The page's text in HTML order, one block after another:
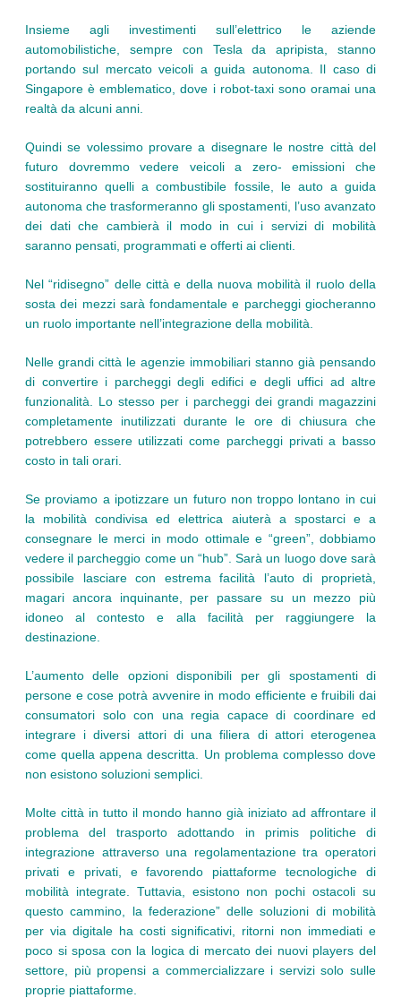
Insieme agli investimenti sull’elettrico le aziende
automobilistiche, sempre con Tesla da apripista, stanno
portando sul mercato veicoli a guida autonoma. Il caso di
Singapore è emblematico, dove i robot-taxi sono oramai una
realtà da alcuni anni.
Quindi se volessimo provare a disegnare le nostre città del
futuro dovremmo vedere veicoli a zero- emissioni che
sostituiranno quelli a combustibile fossile, le auto a guida
autonoma che trasformeranno gli spostamenti, l’uso avanzato
dei dati che cambierà il modo in cui i servizi di mobilità
saranno pensati, programmati e offerti ai clienti.
Nel “ridisegno” delle città e della nuova mobilità il ruolo della
sosta dei mezzi sarà fondamentale e parcheggi giocheranno
un ruolo importante nell’integrazione della mobilità.
Nelle grandi città le agenzie immobiliari stanno già pensando
di convertire i parcheggi degli edifici e degli uffici ad altre
funzionalità. Lo stesso per i parcheggi dei grandi magazzini
completamente inutilizzati durante le ore di chiusura che
potrebbero essere utilizzati come parcheggi privati a basso
costo in tali orari.
Se proviamo a ipotizzare un futuro non troppo lontano in cui
la mobilità condivisa ed elettrica aiuterà a spostarci e a
consegnare le merci in modo ottimale e “green”, dobbiamo
vedere il parcheggio come un “hub”. Sarà un luogo dove sarà
possibile lasciare con estrema facilità l’auto di proprietà,
magari ancora inquinante, per passare su un mezzo più
idoneo al contesto e alla facilità per raggiungere la
destinazione.
L’aumento delle opzioni disponibili per gli spostamenti di
persone e cose potrà avvenire in modo efficiente e fruibili dai
consumatori solo con una regia capace di coordinare ed
integrare i diversi attori di una filiera di attori eterogenea
come quella appena descritta. Un problema complesso dove
non esistono soluzioni semplici.
Molte città in tutto il mondo hanno già iniziato ad affrontare il
problema del trasporto adottando in primis politiche di
integrazione attraverso una regolamentazione tra operatori
privati e privati, e favorendo piattaforme tecnologiche di
mobilità integrate. Tuttavia, esistono non pochi ostacoli su
questo cammino, la federazione” delle soluzioni di mobilità
per via digitale ha costi significativi, ritorni non immediati e
poco si sposa con la logica di mercato dei nuovi players del
settore, più propensi a commercializzare i servizi solo sulle
proprie piattaforme.